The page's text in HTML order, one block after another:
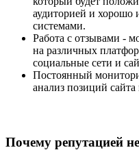
аудиторией и хорошо
системами.
Работа с отзывами -
на различных
социальные сети и
Постоянный
анализ позиций
Почему репутацией